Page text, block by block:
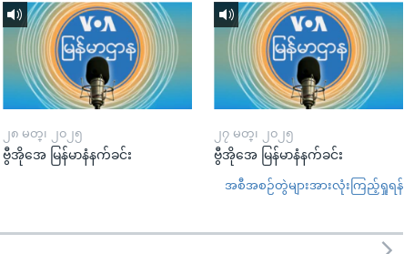
၂၈ မတ္၊ ၂၀၂၅
ဗွီအိုအေ မြန်မာနံနက်ခင်း
၂၇ မတ္၊ ၂၀၂၅
ဗွီအိုအေ မြန်မာနံနက်ခင်း
အစီအစဉ်တွဲများအားလုံးကြည့်ရှုရန်